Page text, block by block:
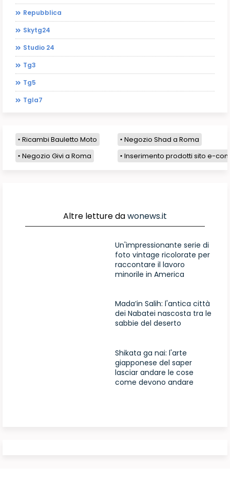
Repubblica
Skytg24
Studio 24
Tg3
Tg5
Tgla7
Ricambi Bauletto Moto
Negozio Shad a Roma
Negozio Givi a Roma
Inserimento prodotti sito e-
Altre letture dawonews.it
Un'impressionante serie di
foto vintage ricolorate per
raccontare il lavoro
minorile in America
Mada’in Salih: l'antica città
dei Nabatei nascosta tra le
sabbie del deserto
Shikata ga nai: l'arte
giapponese del saper
lasciar andare le cose
come devono andare